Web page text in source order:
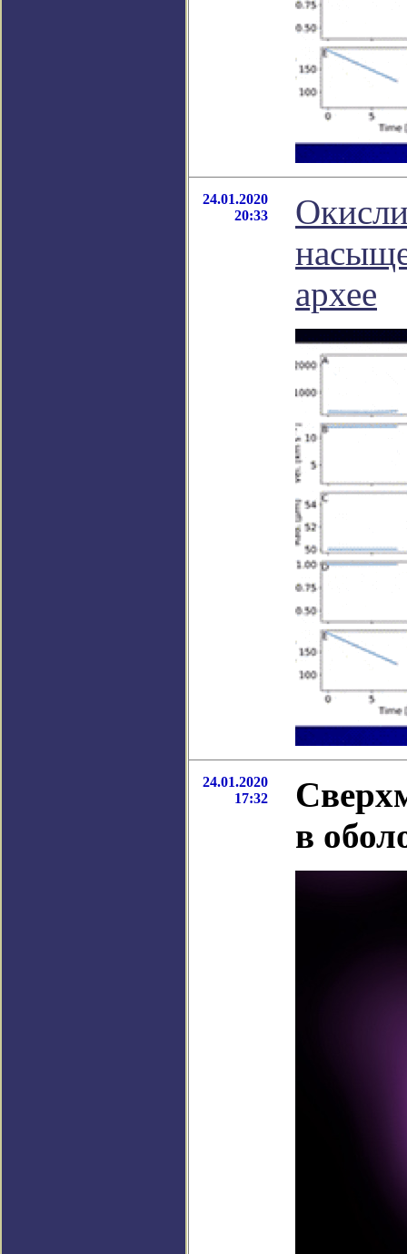
24.01.2020
20:33
архее
24.01.2020
17:32
в